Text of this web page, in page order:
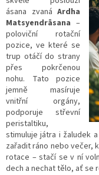
ásana zvaná Ardha
Matsyendrāsana –
poloviční rotační
pozice, ve které se
trup otáčí do strany
přes pokrčenou
nohu. Tato pozice
jemně masíruje
vnitřní orgány,
podporuje střevní
peristaltiku,
stimuluje játra i žaludek
zařadit ráno nebo večer,
rotace – stačí se v ní
dech a nechat tělo, ať se